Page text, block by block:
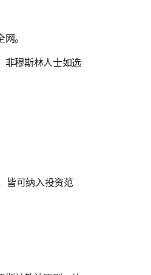
。
非穆斯林人士如选
皆可纳入投资范